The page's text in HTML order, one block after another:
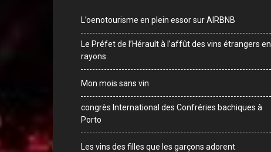
L’oenotourisme en plein essor sur AIRBNB
Le Préfet de l’Hérault à l’affût des vins étrangers en
rayons
Mon mois sans vin
congrès International des Confréries bachiques à
Porto
Les vins des filles que les garçons adorent